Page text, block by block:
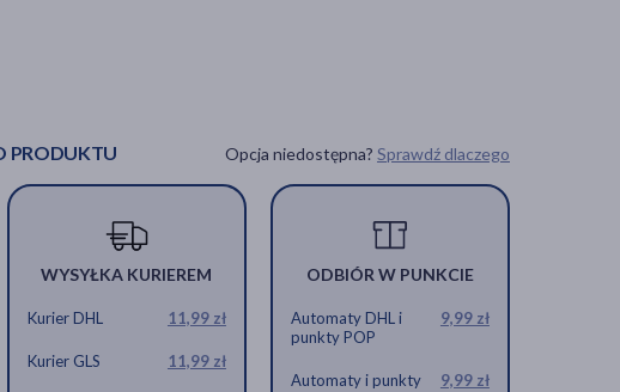
PRODUKTU Opcja niedostępna? Sprawdź dlaczego
WYSYŁKA KURIEREM
Kurier DHL 11,99 zł
Kurier GLS 11,99 zł
ODBIÓR W PUNKCIE
Automaty DHL i
punkty POP
9,99 zł
Automaty i punkty
9,99 zł